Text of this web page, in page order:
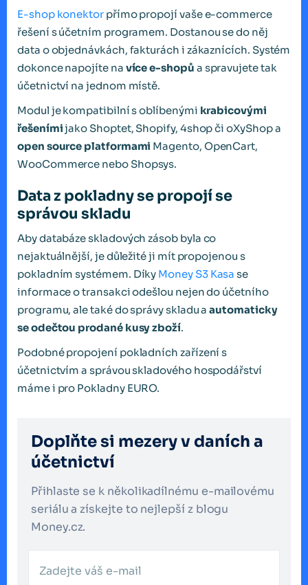
E-shop konektorpřímo propojí vaše e-commerce
řešení s účetním programem. Dostanou se do něj
data o objednávkách, fakturách i zákaznících. Systém
dokonce napojíte na více e-shopů a spravujete tak
účetnictví na jednom místě.
Modul je kompatibilní s oblíbenými krabicovými
řešenímijako Shoptet, Shopify, 4shop či oXyShop a
open source platformami Magento, OpenCart,
WooCommerce nebo Shopsys.
Data z pokladny se propojí se
správou skladu
Aby databáze skladových zásob byla co
nejaktuálnější, je důležité ji mít propojenou s
pokladním systémem. Díky Money S3 Kasa se
informace o transakci odešlou nejen do účetního
programu, ale také do správy skladu aautomaticky
se odečtou prodané kusy zboží.
Podobné propojení pokladních zařízení s
účetnictvím a správou skladového hospodářství
máme i pro Pokladny EURO.
Doplňte si mezery v daních a
účetnictví
Přihlaste se k několikadílnému e-mailovému
seriálu a získejte to nejlepší z blogu
Money.cz.